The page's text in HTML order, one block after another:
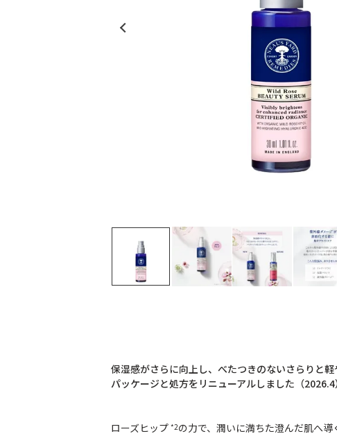
保湿感がさらに向上し、べたつきのないさらりと
パッケージと処方をリニューアルしました（2026.4
ローズヒップ *2の力で、潤いに満ちた澄んだ肌へ導